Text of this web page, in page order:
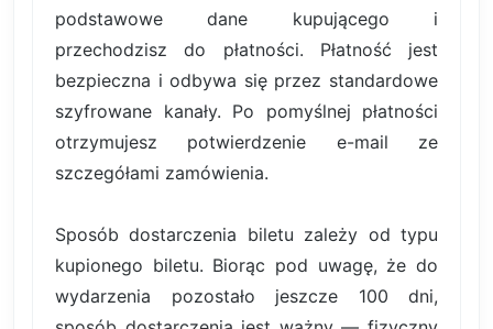
podstawowe dane kupującego i
przechodzisz do płatności. Płatność jest
bezpieczna i odbywa się przez standardowe
szyfrowane kanały. Po pomyślnej płatności
otrzymujesz potwierdzenie e-mail ze
szczegółami zamówienia.
Sposób dostarczenia biletu zależy od typu
kupionego biletu. Biorąc pod uwagę, że do
wydarzenia pozostało jeszcze 100 dni,